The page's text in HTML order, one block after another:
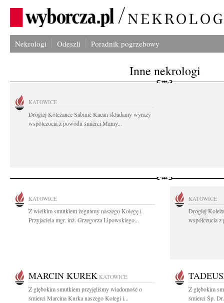
Nekrologi Odeszli Poradnik pogrzebowy
Inne nekrologi
KATOWICE
Drogiej Koleżance Sabinie Kacan składamy wyrazy
współczucia z powodu śmierci Mamy...
KATOWICE
Z wielkim smutkiem żegnamy naszego Kolegę i
Przyjaciela mgr. inż. Grzegorza Lipowskiego...
KATOWICE
Drogiej
współczucia
MARCIN KUREK KATOWICE
Z głębokim smutkiem przyjęliśmy wiadomość o
śmierci Marcina Kurka naszego Kolegi i...
Z głębokim
śmierci Śp.